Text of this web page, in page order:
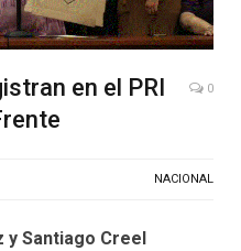
en el PRI
0
NACIONAL
y Santiago Creel